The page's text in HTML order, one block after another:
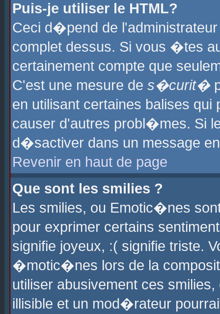
Puis-je utiliser le HTML?
Ceci d�pend de
complet dessus. Si vous �tes
certainement compte que
C'est une mesure de s�curit�
en utilisant certaines balises
causer d'autres probl�mes. Si
d�sactiver dans un message
Revenir en haut de page
Que sont les smilies ?
Les smilies, ou Emotic�nes
pour exprimer certains
signifie joyeux, :( signifie triste.
�motic�nes lors de la
utiliser abusivement ces
illisible et un mod�rateur